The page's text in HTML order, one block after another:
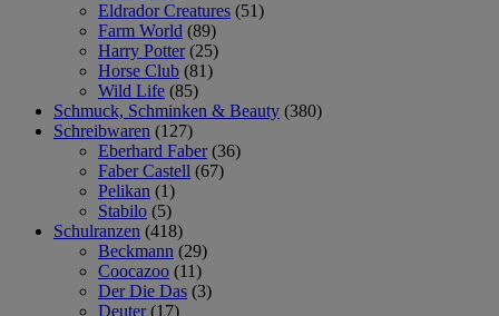
Eldrador Creatures (51)
Farm World (89)
Harry Potter (25)
Horse Club (81)
Wild Life (85)
Schmuck, Schminken & Beauty (380)
Schreibwaren (127)
Eberhard Faber (36)
Faber Castell (67)
Pelikan (1)
Stabilo (5)
Schulranzen (418)
Beckmann (29)
Coocazoo (11)
Der Die Das (3)
Deuter (17)